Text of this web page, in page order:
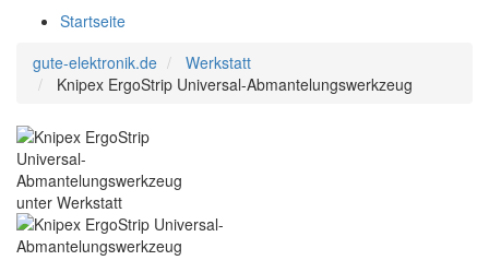
Startseite
gute-elektronik.de
Werkstatt
Knipex ErgoStrip Universal-Abmantelungswerkzeug